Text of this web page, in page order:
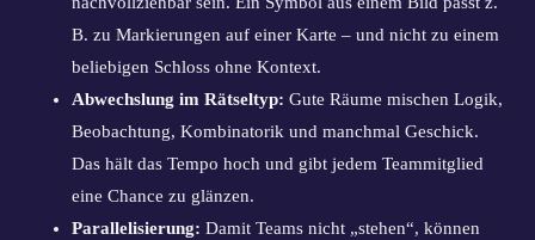
B. zu Markierungen auf einer Karte – und nicht zu einem
beliebigen Schloss ohne Kontext.
Abwechslung im Rätseltyp: Gute Räume mischen Logik,
Beobachtung, Kombinatorik und manchmal Geschick.
Das hält das Tempo hoch und gibt jedem Teammitglied
eine Chance zu glänzen.
Parallelisierung: Damit Teams nicht „stehen“, können